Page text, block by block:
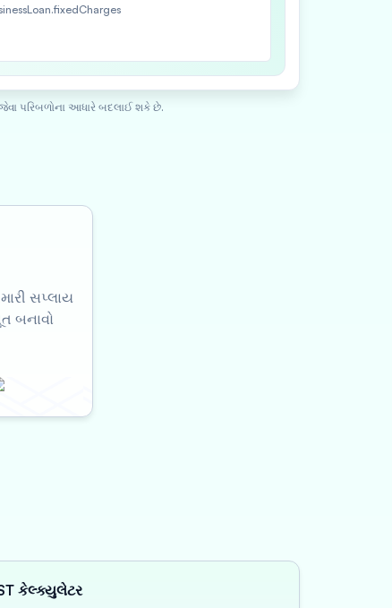
પરિબળોના આધારે બદલાઈ શકે છે.
સપ્લાય
બનાવો
કેલ્ક્યુલેટર